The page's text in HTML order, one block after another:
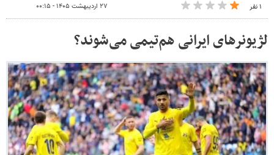
۱ نفر ۲۷ اردیبهشت ۱۴۰۵ - ۰۰:۱۵
لژیونرهای ایرانی هم‌تیمی می‌شوند؟